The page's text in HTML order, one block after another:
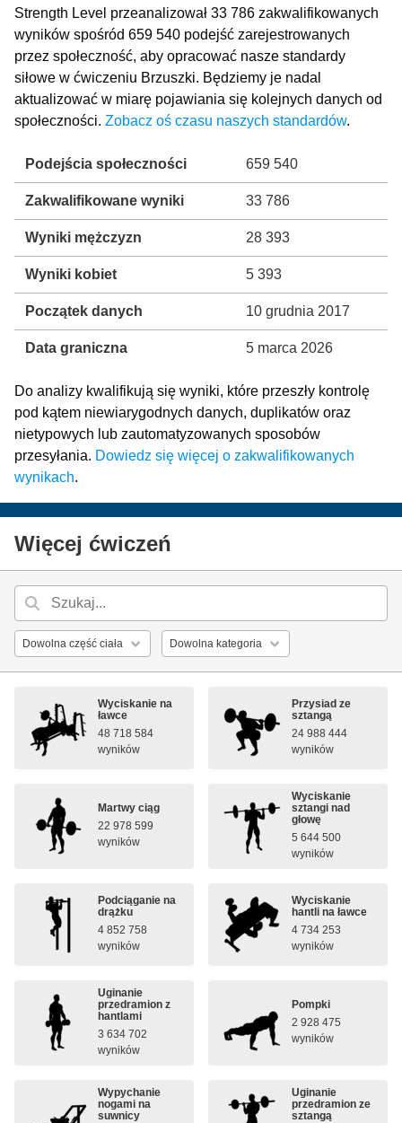
Strength Level przeanalizował 33 786 zakwalifikowanych
wyników spośród 659 540 podejść zarejestrowanych
przez społeczność, aby opracować nasze standardy
siłowe w ćwiczeniu Brzuszki. Będziemy je nadal
aktualizować w miarę pojawiania się kolejnych danych od
społeczności. Zobacz oś czasu naszych standardów.
Podejścia społeczności 659 540
Zakwalifikowane wyniki 33 786
Wyniki mężczyzn 28 393
Wyniki kobiet 5 393
Początek danych 10 grudnia 2017
Data graniczna 5 marca 2026
Do analizy kwalifikują się wyniki, które przeszły kontrolę
pod kątem niewiarygodnych danych, duplikatów oraz
nietypowych lub zautomatyzowanych sposobów
przesyłania. Dowiedz się więcej o zakwalifikowanych
wynikach.
Więcej ćwiczeń
Wyciskanie na
ławce
48 718 584
wyników
Przysiad ze
sztangą
24 988 444
wyników
Martwy ciąg
22 978 599
wyników
Wyciskanie
sztangi nad
głowę
5 644 500
wyników
Podciąganie na
drążku
4 852 758
wyników
Wyciskanie
hantli na ławce
4 734 253
wyników
Uginanie
przedramion z
hantlami
3 634 702
wyników
Pompki
2 928 475
wyników
Wypychanie
nogami na
suwnicy
Uginanie
przedramion ze
sztangą